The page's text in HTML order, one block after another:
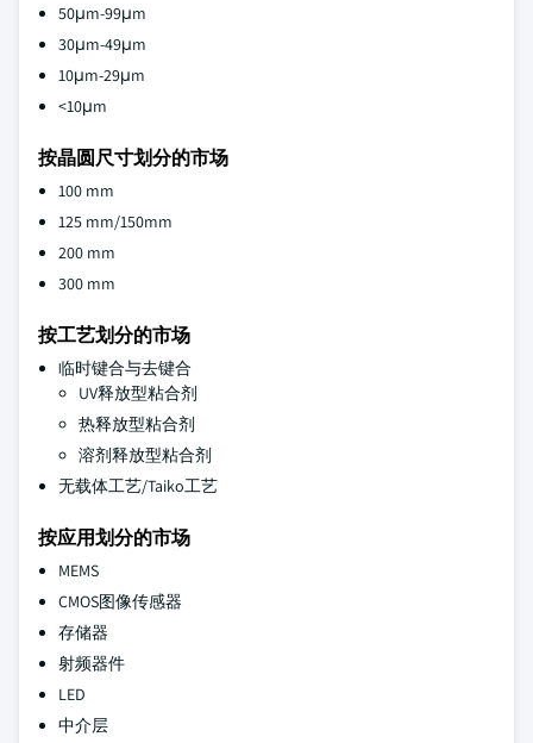
50μm-99μm
30μm-49μm
10μm-29μm
<10μm
按晶圆尺寸划分的市场
100 mm
125 mm/150mm
200 mm
300 mm
按工艺划分的市场
临时键合与去键合
UV释放型粘合剂
热释放型粘合剂
溶剂释放型粘合剂
无载体工艺/Taiko工艺
按应用划分的市场
MEMS
CMOS图像传感器
存储器
射频器件
LED
中介层